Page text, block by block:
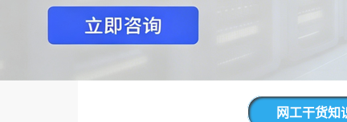
网工干货知